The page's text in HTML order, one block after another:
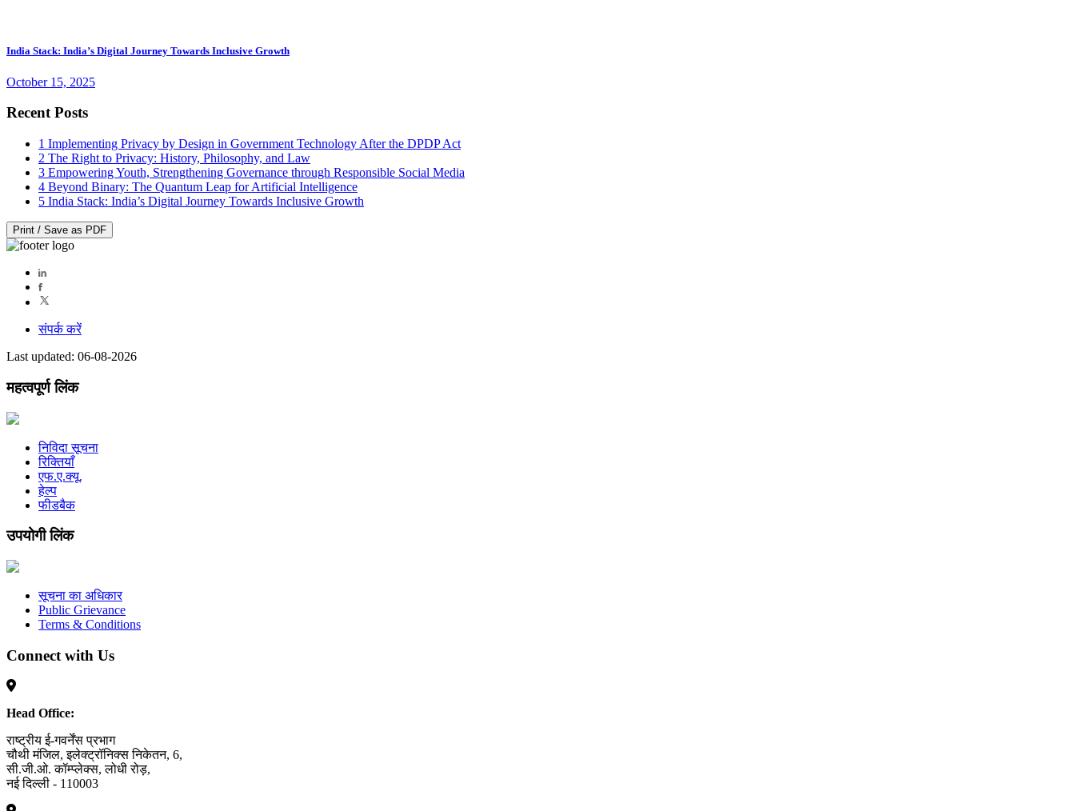
India Stack: India’s Digital Journey Towards Inclusive Growth
October 15, 2025
Recent Posts
1 Implementing Privacy by Design in Government Technology After the DPDP Act
2 The Right to Privacy: History, Philosophy, and Law
3 Empowering Youth, Strengthening Governance through Responsible Social Media
4 Beyond Binary: The Quantum Leap for Artificial Intelligence
5 India Stack: India’s Digital Journey Towards Inclusive Growth
Print / Save as PDF
संपर्क करें
Last updated: 06-08-2026
महत्वपूर्ण लिंक
निविदा सूचना
रिक्तियाँ
एफ.ए.क्यू.
हेल्प
फीडबैक
उपयोगी लिंक
सूचना का अधिकार
Public Grievance
Terms & Conditions
Connect with Us
Head Office:
राष्ट्रीय ई-गवर्नेंस प्रभाग
चौथी मंजिल, इलेक्ट्रॉनिक्स निकेतन, 6,
सी.जी.ओ. कॉम्प्लेक्स, लोधी रोड़,
नई दिल्ली - 110003